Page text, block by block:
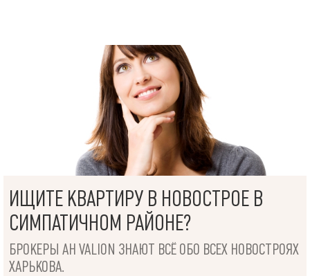
ИЩИТЕ КВАРТИРУ В НОВОСТРОЕ В
СИМПАТИЧНОМ РАЙОНЕ?
БРОКЕРЫ АН VALION ЗНАЮТ ВСЁ ОБО ВСЕХ НОВОСТРОЯХ
ХАРЬКОВА.